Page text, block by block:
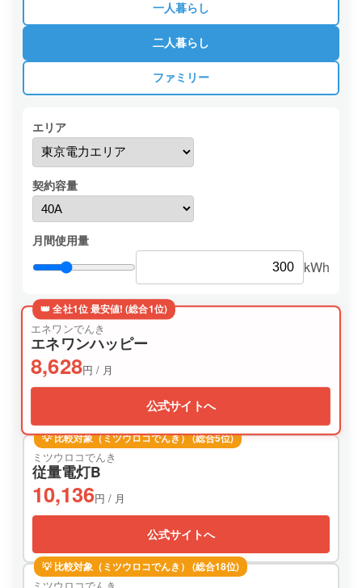
一人暮らし
二人暮らし
ファミリー
エリア
契約容量
月間使用量
kWh
👑 全社1位 最安値! (総合1位)
エネワンでんき
エネワンハッピー
8,628円 / 月
公式サイトへ
💡 比較対象（ミツウロコでんき） (総合5位)
ミツウロコでんき
従量電灯B
10,136円 / 月
公式サイトへ
💡 比較対象（ミツウロコでんき） (総合18位)